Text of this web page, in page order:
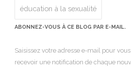
éducation à la sexualité
ABONNEZ-VOUS À CE BLOG PAR E-MAIL.
Saisissez votre adresse e-mail pour
recevoir une notification de chaque